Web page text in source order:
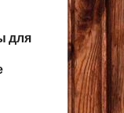
для